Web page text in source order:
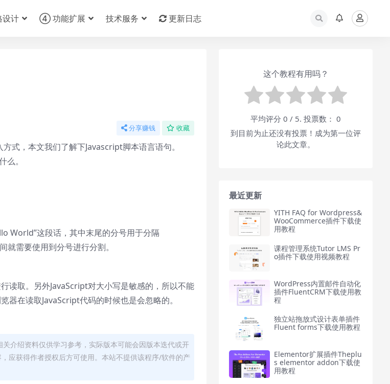
计 ④ 功能扩展 技术服务 更新日志
分享赚钱 收藏
式，本文我们了解下Javascript脚本语言语句。
。
World”这段话，其中末尾的分号用于分隔
需要使用到分号进行分割。
读取。另外JavaScript对大小写是敏感的，所以不能
在读取JavaScript代码的时候也是会忽略的。
关介绍资料仅供学习参考，实际版本可能会因版本迭代或开
应获得作者授权后方可使用。本站不提供该程序/软件的产
这个教程有用吗？
平均评分 0 / 5. 投票数： 0
到目前为止还没有投票！成为第一位评
论此文章。
最近更新
YITH FAQ for Wordpress&
WooCommerce插件下载使
用教程
课程管理系统Tutor LMS Pr
o插件下载使用视频教程
WordPress内置邮件自动化
插件FluentCRM下载使用教
程
独立站拖放式设计表单插件
Fluent forms下载使用教程
Elementor扩展插件Theplu
s elementor addon下载使
用教程